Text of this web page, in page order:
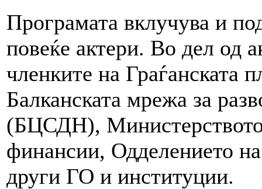
Програмата вклучува и
повеќе актери. Во дел од
членките на
Балканската мрежа за
(БЦСДН), Министерството
финансии, Одделението
други ГО и институции.